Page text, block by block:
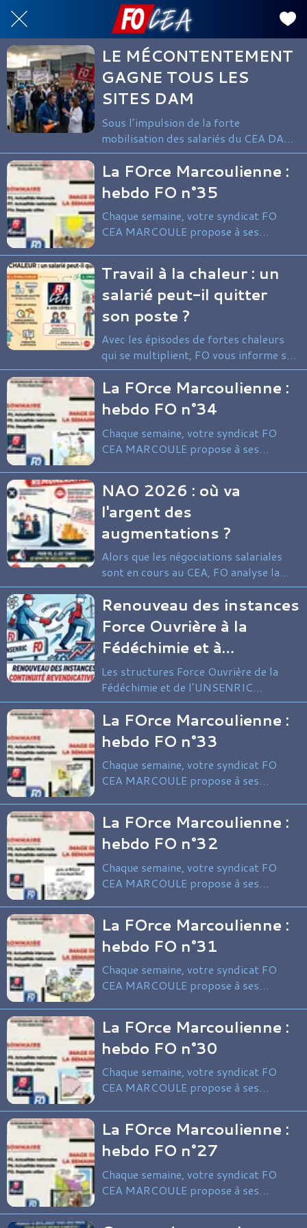
LE MÉCONTENTEMENT
GAGNE TOUS LES
SITES DAM
Sous l’impulsion de la forte
mobilisation des salariés du CEA DAM
Île-de-France depuis trois semaines, le
mouvement s'étend désormais aux
centres du Ripault et de Valduc.
La FOrce Marcoulienne :
hebdo FO n°35
Chaque semaine, votre syndicat FO
CEA MARCOULE propose à ses
site et au-delà.
Travail à la chaleur : un
salarié peut-il quitter
son poste ?
Avec les épisodes de fortes chaleurs
qui se multiplient, FO vous informe sur
vos droits et les obligations de
l’employeur. Les nouveaux textes
réglementaires (décrets 2025-337 et
2025-482) renforcent la protection
des salariés exposés à la chaleur, que
ce soit en intérieur ou en extérieur.
La FOrce Marcoulienne :
hebdo FO n°34
Chaque semaine, votre syndicat FO
CEA MARCOULE propose à ses
site et au-delà.
NAO 2026 : où va
l'argent des
augmentations ?
Alors que les négociations salariales
sont en cours au CEA, FO analyse la
répartition réelle des augmentations et
met en lumière les inégalités
persistantes entre catégories de
salariés.
Renouveau des instances
Force Ouvrière à la
Fédéchimie et à
l’UNSENRIC
Les structures Force Ouvrière de la
Fédéchimie et de l’UNSENRIC
connaissent un renouvellement
important de leurs directions, marqué
par la continuité des orientations
revendicatives et la réaffirmation des
principes d’indépendance syndicale.
La FOrce Marcoulienne :
hebdo FO n°33
Chaque semaine, votre syndicat FO
CEA MARCOULE propose à ses
site et au-delà.
La FOrce Marcoulienne :
hebdo FO n°32
Chaque semaine, votre syndicat FO
CEA MARCOULE propose à ses
site et au-delà.
La FOrce Marcoulienne :
hebdo FO n°31
Chaque semaine, votre syndicat FO
CEA MARCOULE propose à ses
site et au-delà.
La FOrce Marcoulienne :
hebdo FO n°30
Chaque semaine, votre syndicat FO
CEA MARCOULE propose à ses
site et au-delà.
La FOrce Marcoulienne :
hebdo FO n°27
Chaque semaine, votre syndicat FO
CEA MARCOULE propose à ses